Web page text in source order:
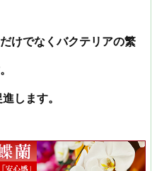
けでなくバクテリアの繁
します。